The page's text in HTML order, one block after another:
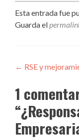
Esta entrada fue
Guarda el
de
entradas
← RSE y
1
“